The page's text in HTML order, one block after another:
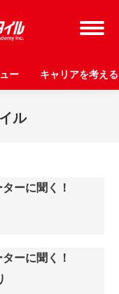
ー キャリアを考える
ル
ーに聞く！
ーに聞く！